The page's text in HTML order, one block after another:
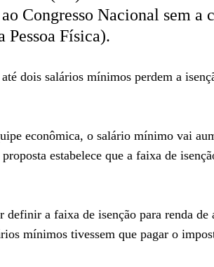
Congresso Nacional sem a
Pessoa Física).
até dois salários mínimos perdem a
econômica, o salário mínimo vai
estabelece que a faixa de
a faixa de isenção para renda de
mínimos tivessem que pagar o